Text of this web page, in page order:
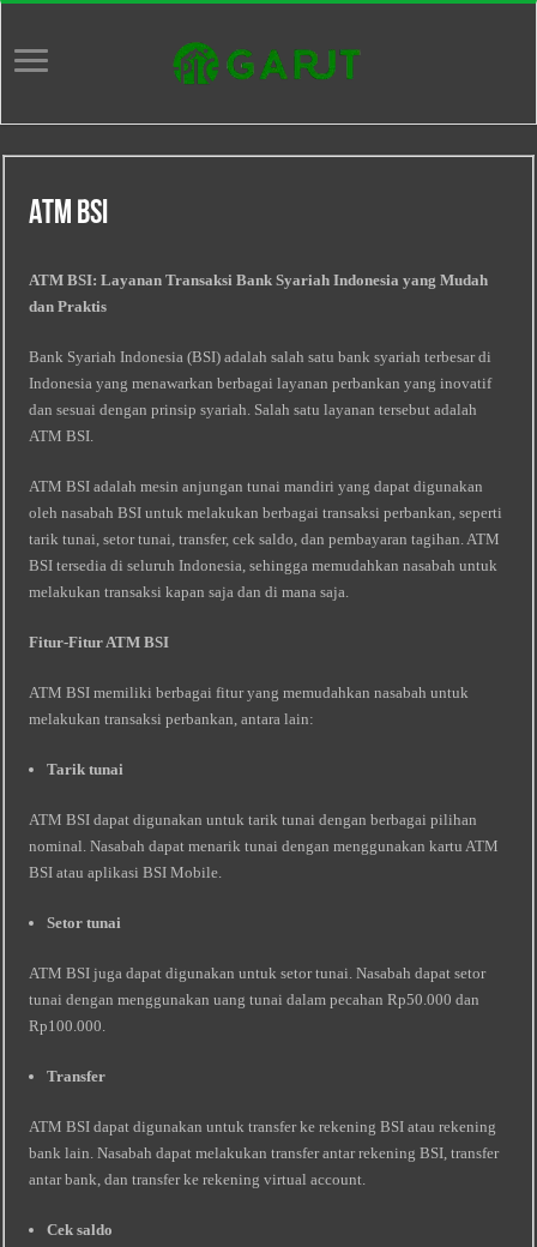
Atm Bsi
ATM BSI: Layanan Transaksi Bank Syariah Indonesia yang Mudah
dan Praktis
Bank Syariah Indonesia (BSI) adalah salah satu bank syariah terbesar di
Indonesia yang menawarkan berbagai layanan perbankan yang inovatif
dan sesuai dengan prinsip syariah. Salah satu layanan tersebut adalah
ATM BSI.
ATM BSI adalah mesin anjungan tunai mandiri yang dapat digunakan
oleh nasabah BSI untuk melakukan berbagai transaksi perbankan, seperti
tarik tunai, setor tunai, transfer, cek saldo, dan pembayaran tagihan. ATM
BSI tersedia di seluruh Indonesia, sehingga memudahkan nasabah untuk
melakukan transaksi kapan saja dan di mana saja.
Fitur-Fitur ATM BSI
ATM BSI memiliki berbagai fitur yang memudahkan nasabah untuk
melakukan transaksi perbankan, antara lain:
Tarik tunai
ATM BSI dapat digunakan untuk tarik tunai dengan berbagai pilihan
nominal. Nasabah dapat menarik tunai dengan menggunakan kartu ATM
BSI atau aplikasi BSI Mobile.
Setor tunai
ATM BSI juga dapat digunakan untuk setor tunai. Nasabah dapat setor
tunai dengan menggunakan uang tunai dalam pecahan Rp50.000 dan
Rp100.000.
Transfer
ATM BSI dapat digunakan untuk transfer ke rekening BSI atau rekening
bank lain. Nasabah dapat melakukan transfer antar rekening BSI, transfer
antar bank, dan transfer ke rekening virtual account.
Cek saldo